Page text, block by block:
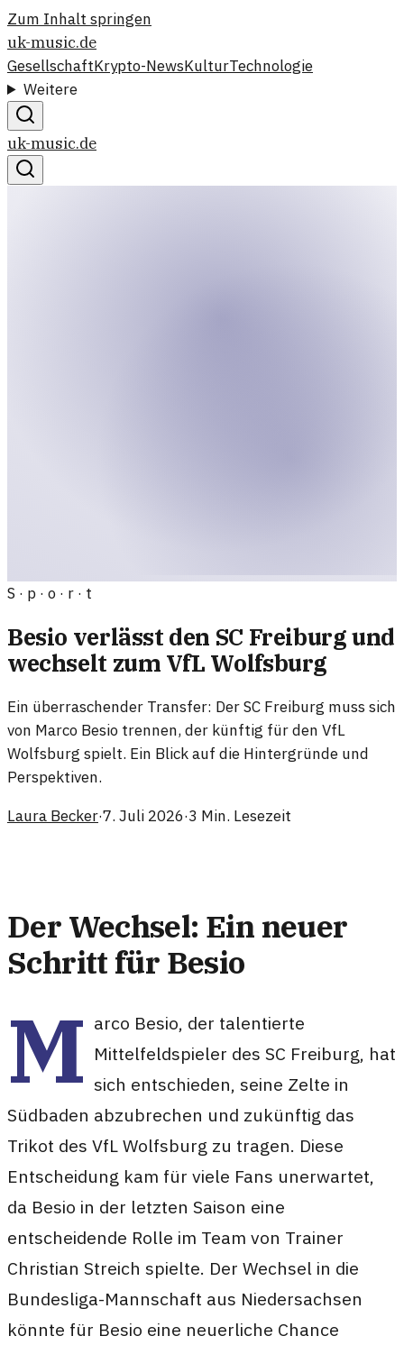
Zum Inhalt springen
uk-music.de
GesellschaftKrypto-NewsKulturTechnologie
Weitere
uk-music.de
S · p · o · r · t
Besio verlässt den SC Freiburg und
wechselt zum VfL Wolfsburg
Ein überraschender Transfer: Der SC Freiburg muss sich
von Marco Besio trennen, der künftig für den VfL
Wolfsburg spielt. Ein Blick auf die Hintergründe und
Perspektiven.
Laura Becker·7. Juli 2026·3 Min. Lesezeit
Der Wechsel: Ein neuer
Schritt für Besio
M arco Besio, der talentierte
Mittelfeldspieler des SC Freiburg, hat
sich entschieden, seine Zelte in
Südbaden abzubrechen und zukünftig das
Trikot des VfL Wolfsburg zu tragen. Diese
Entscheidung kam für viele Fans unerwartet,
da Besio in der letzten Saison eine
entscheidende Rolle im Team von Trainer
Christian Streich spielte. Der Wechsel in die
Bundesliga-Mannschaft aus Niedersachsen
könnte für Besio eine neuerliche Chance